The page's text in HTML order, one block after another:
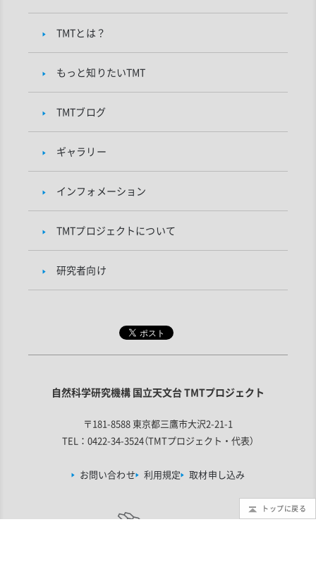
TMTとは？
もっと知りたいTMT
TMTブログ
ギャラリー
インフォメーション
TMTプロジェクトについて
研究者向け
自然科学研究機構 国立天文台 TMTプロジェクト
〒181-8588 東京都三鷹市大沢2-21-1
TEL：0422-34-3524（TMTプロジェクト・代表）
お問い合わせ 利用規定 取材申し込み
トップに戻る